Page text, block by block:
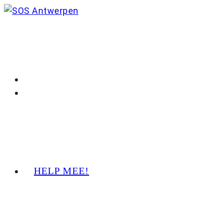
Ga
HELP MEE!